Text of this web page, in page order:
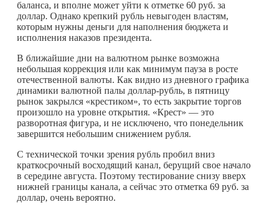
баланса, и вполне может уйти к отметке 60 руб. за
доллар. Однако крепкий рубль невыгоден властям,
которым нужны деньги для наполнения бюджета и
исполнения наказов президента.
В ближайшие дни на валютном рынке возможна
небольшая коррекция или как минимум пауза в росте
отечественной валюты. Как видно из дневного графика
динамики валютной палы доллар-рубль, в пятницу
рынок закрылся «крестиком», то есть закрытие торгов
произошло на уровне открытия. «Крест» — это
разворотная фигура, и не исключено, что понедельник
завершится небольшим снижением рубля.
С технической точки зрения рубль пробил вниз
краткосрочный восходящий канал, берущий свое начало
в середине августа. Поэтому тестирование снизу вверх
нижней границы канала, а сейчас это отметка 69 руб. за
доллар, очень вероятно.